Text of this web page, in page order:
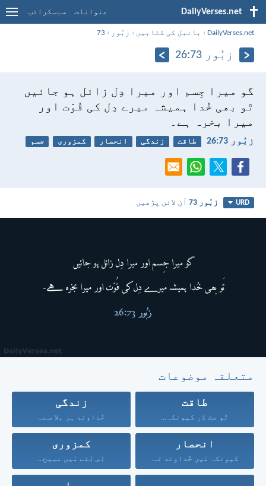
DailyVerses.net عنوانات سبسکرائب
DailyVerses.net
› بائبل کی کتابیں › زبُور ›
73
زبُور 73:‏26
گو میرا جِسم اور میرا دِل زائل ہو جائیں
تَو بھی خُدا ہمیشہ میرے دِل کی قُوّت اور
میرا بخرہ ہے۔
زبُور 73:‏26 طاقت زندگی انحصار کمزوری جسم
URD زبُور 73 آن لائن پڑھیں
متعلقہ موضوعات
طاقت
تُو مت ڈر کیونکہ...
زندگی
خُداوند ہر بلا سے...
انحصار
کیونکہ مَیں خُداوند تیرا...
کمزوری
اِس لِئے مَیں مسِیح...